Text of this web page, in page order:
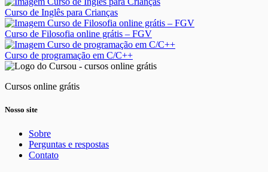
Curso de Inglês para Crianças
Curso de Filosofia online grátis – FGV
Curso de programação em C/C++
Cursos online grátis
Nosso site
Sobre
Perguntas e respostas
Contato